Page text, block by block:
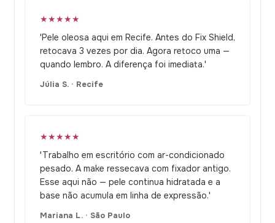
★★★★★
'Pele oleosa aqui em Recife. Antes do Fix Shield,
retocava 3 vezes por dia. Agora retoco uma —
quando lembro. A diferença foi imediata.'
Júlia S. · Recife
★★★★★
'Trabalho em escritório com ar-condicionado
pesado. A make ressecava com fixador antigo.
Esse aqui não — pele continua hidratada e a
base não acumula em linha de expressão.'
Mariana L. · São Paulo